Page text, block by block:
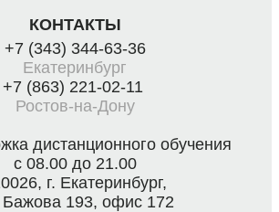
КОНТАКТЫ
+7 (343) 344-63-36
Екатеринбург
+7 (863) 221-02-11
Ростов-на-Дону
дистанционного обучения
с 08.00 до 21.00
г. Екатеринбург,
Бажова 193, офис 172